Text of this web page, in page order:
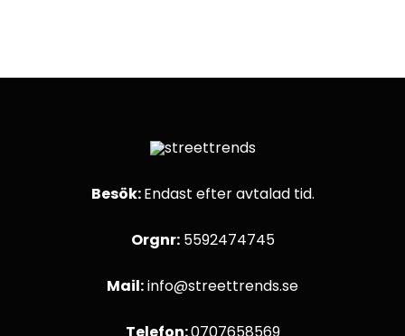
Besök:Endast efter avtalad tid.
Orgnr:5592474745
Mail:info@streettrends.se